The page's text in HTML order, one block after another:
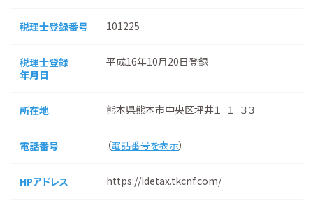
税理士登録番号 101225
税理士登録
年月日
平成16年10月20日登録
所在地 熊本県熊本市中央区坪井１−１−３３
電話番号 （電話番号を表示）
HPアドレス https://idetax.tkcnf.com/